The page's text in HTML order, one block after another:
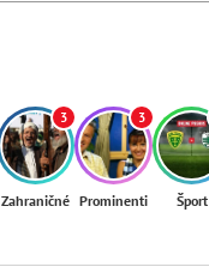
3
Zahraničné
3
Prominenti Šport